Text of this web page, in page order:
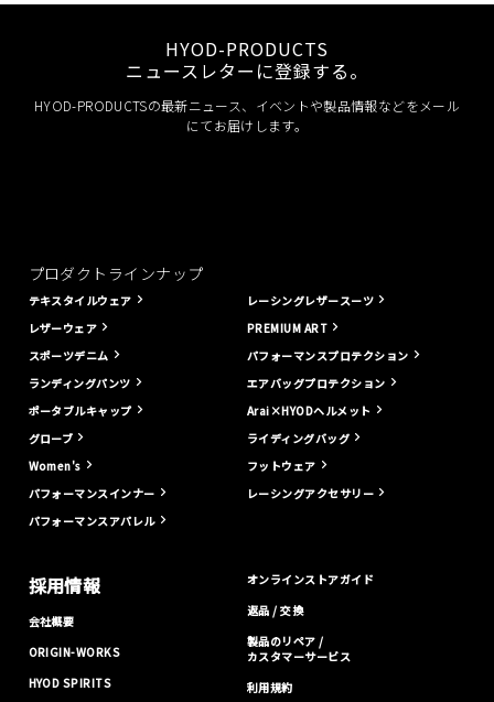
HYOD-PRODUCTS
ニュースレターに登録する。
HYOD-PRODUCTSの最新ニュース、イベントや製品情報などをメール
にてお届けします。
プロダクトラインナップ
テキスタイルウェア
レザーウェア
スポーツデニム
ランディングパンツ
ポータブルキャップ
グローブ
Women's
パフォーマンスインナー
パフォーマンスアパレル
レーシングレザースーツ
PREMIUM ART
パフォーマンスプロテクション
エアバッグプロテクション
Arai×HYODヘルメット
ライディングバッグ
フットウェア
レーシングアクセサリー
採用情報
会社概要
ORIGIN-WORKS
HYOD SPIRITS
オンラインストアガイド
返品 / 交換
製品のリペア /
カスタマーサービス
利用規約